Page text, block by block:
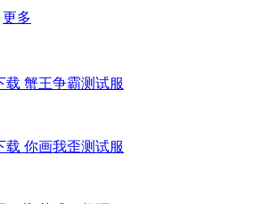
更多
蟹王争霸测试服
你画我歪测试服